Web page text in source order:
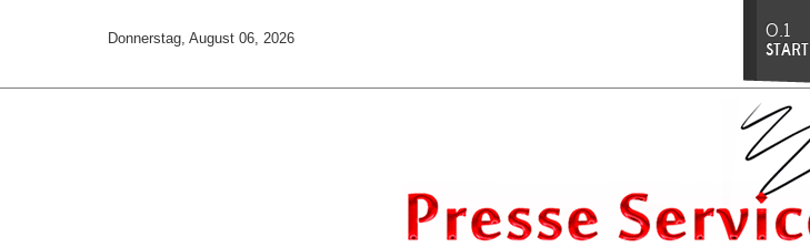
Donnerstag, August 06, 2026 0.1
START